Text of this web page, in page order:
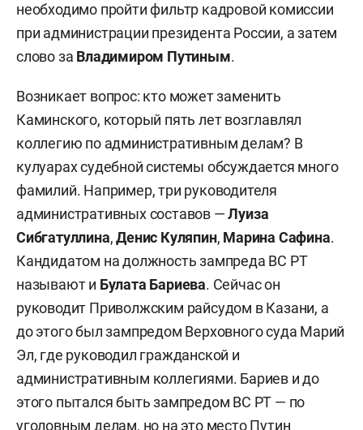
необходимо пройти фильтр кадровой комиссии
при администрации президента России, а затем
слово за Владимиром Путиным.
Возникает вопрос: кто может заменить
Каминского, который пять лет возглавлял
коллегию по административным делам? В
кулуарах судебной системы обсуждается много
фамилий. Например, три руководителя
административных составов —Луиза
Сибгатуллина,Денис Куляпин, Марина Сафина.
Кандидатом на должность зампреда ВС РТ
называют и Булата Бариева. Сейчас он
руководит Приволжским райсудом в Казани, а
до этого был зампредом Верховного суда Марий
Эл, где руководил гражданской и
административным коллегиями. Бариев и до
этого пытался быть зампредом ВС РТ — по
уголовным делам, но на это место Путин